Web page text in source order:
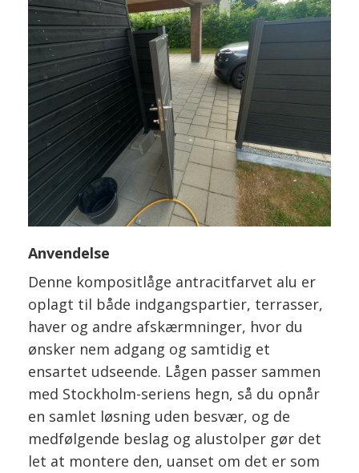
Anvendelse
Denne kompositlåge antracitfarvet alu er
oplagt til både indgangspartier, terrasser,
haver og andre afskærmninger, hvor du
ønsker nem adgang og samtidig et
ensartet udseende. Lågen passer sammen
med Stockholm-seriens hegn, så du opnår
en samlet løsning uden besvær, og de
medfølgende beslag og alustolper gør det
let at montere den, uanset om det er som